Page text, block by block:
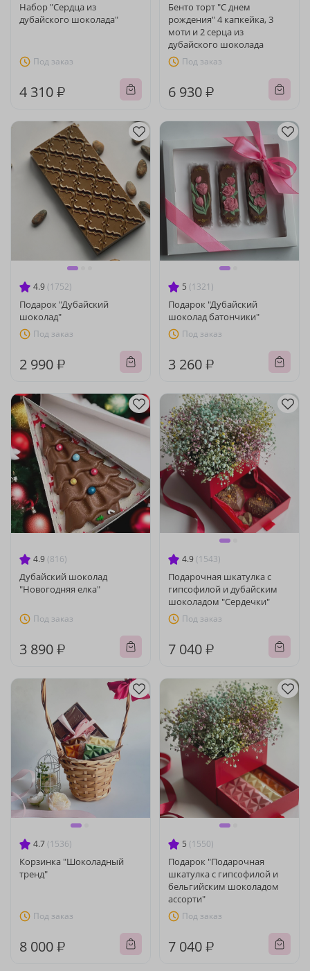
Набор "Сердца из
дубайского шоколада"
Под заказ
4 310 ₽
Бенто торт "С днем
рождения" 4 капкейка, 3
моти и 2 серца из
дубайского шоколада
Под заказ
6 930 ₽
4.9 (1752)
Подарок "Дубайский
шоколад"
Под заказ
2 990 ₽
5 (1321)
Подарок "Дубайский
шоколад батончики"
Под заказ
3 260 ₽
4.9 (816)
Дубайский шоколад
"Новогодняя елка"
Под заказ
3 890 ₽
4.9 (1543)
Подарочная шкатулка с
гипсофилой и дубайским
шоколадом "Сердечки"
Под заказ
7 040 ₽
4.7 (1536)
Корзинка "Шоколадный
тренд"
Под заказ
8 000 ₽
5 (1550)
Подарок "Подарочная
шкатулка с гипсофилой и
бельгийским шоколадом
ассорти"
Под заказ
7 040 ₽